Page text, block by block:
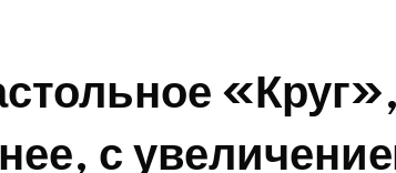
«Круг»,
с